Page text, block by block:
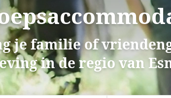
je familie of
in de regio van